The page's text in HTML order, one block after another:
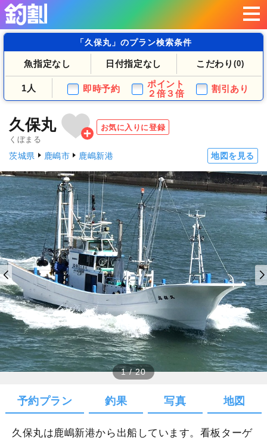
「久保丸」のプラン検索条件
魚指定なし 日付指定なし こだわり (0)
1人 即時予約
ポイント
２倍３倍
割引あり
久保丸
くぼまる
お気に入りに登録
茨城県 鹿嶋市 鹿嶋新港 地図を見る
1/20
予約プラン 釣果 写真 地図
久保丸は鹿嶋新港から出船しています。看板ターゲ